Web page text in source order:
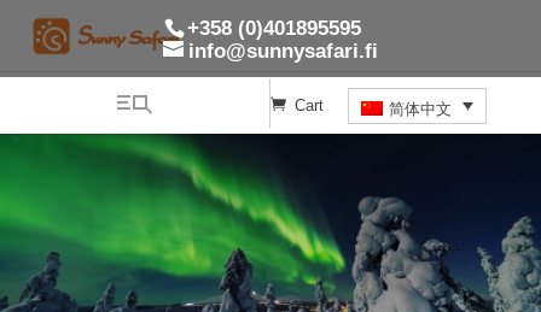
+358 (0)401895595
info@sunnysafari.fi
简体中文
Cart